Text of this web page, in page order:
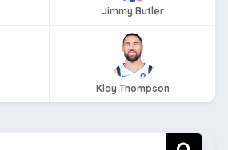
Jimmy Butler
Klay Thompson